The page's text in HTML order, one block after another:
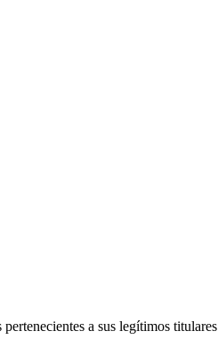
a sus legítimos titulares